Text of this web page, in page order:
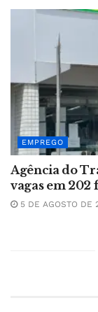
EMPREGO
Agência do
vagas em 202
5 DE AGOSTO DE